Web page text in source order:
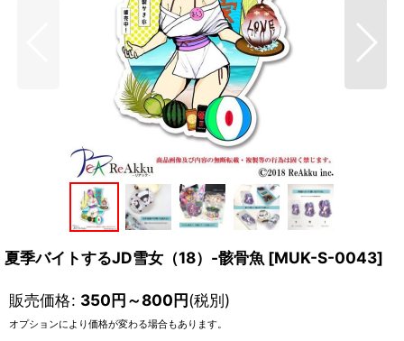
夏季バイトするJD雪女（18）-骸骨魚 [MUK-S-0043]
販売価格: 350円～800円(税別)
オプションにより価格が変わる場合もあります。